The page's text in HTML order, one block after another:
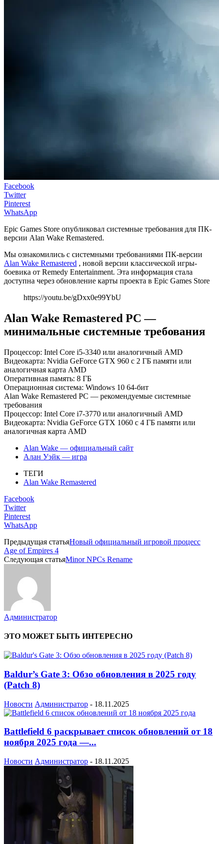
Facebook
Twitter
Pinterest
WhatsApp
Epic Games Store опубликовал системные требования для ПК-
версии Alan Wake Remastered.
Мы ознакомились с системными требованиями ПК-версии
Alan Wake Remastered , новой версии классической игры-
боевика от Remedy Entertainment. Эта информация стала
доступна через обновление карты проекта в Epic Games Store
https://youtu.be/gDxx0e99YbU
Alan Wake Remastered PC —
минимальные системные требования
Процессор: Intel Core i5-3340 или аналогичный AMD
Видеокарта: Nvidia GeForce GTX 960 с 2 ГБ памяти или
аналогичная карта AMD
Оперативная память: 8 ГБ
Операционная система: Windows 10 64-бит
Alan Wake Remastered PC — рекомендуемые системные
требования
Процессор: Intel Core i7-3770 или аналогичный AMD
Видеокарта: Nvidia GeForce GTX 1060 с 4 ГБ памяти или
аналогичная карта AMD
Alan Wake — официальный сайт
Алан Уэйк — игра
ТЕГИ
Alan Wake Remastered
Facebook
Twitter
Pinterest
WhatsApp
Предыдущая статьяНовый официальный игровой процесс
Age of Empires 4
Следующая статьяMinor NPCs Rename
Администратор
ЭТО МОЖЕТ БЫТЬ ИНТЕРЕСНО
Baldur’s Gate 3: Обзо обновления в 2025 году
(Patch 8)
Новости Администратор - 18.11.2025
Battlefield 6 раскрывает список обновлений от 18
ноября 2025 года —...
Новости Администратор - 18.11.2025